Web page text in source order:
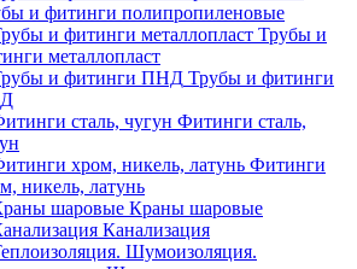
и фитинги полипропиленовые
Трубы и
металлопласт
Трубы и фитинги
Фитинги сталь,
Фитинги
никель, латунь
Краны шаровые
Канализация